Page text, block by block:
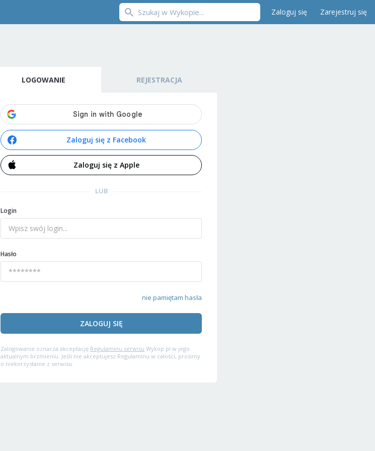
Zaloguj się Zarejestruj się
LOGOWANIE REJESTRACJA
Zaloguj się z Facebook
Zaloguj się z Apple
LUB
Login
Hasło
nie pamiętam hasła
ZALOGUJ SIĘ
Zalogowanie oznacza akceptację Regulaminu serwisu Wykop.pl w jego
aktualnym brzmieniu. Jeśli nie akceptujesz Regulaminu w całości, prosimy
o niekorzystanie z serwisu.